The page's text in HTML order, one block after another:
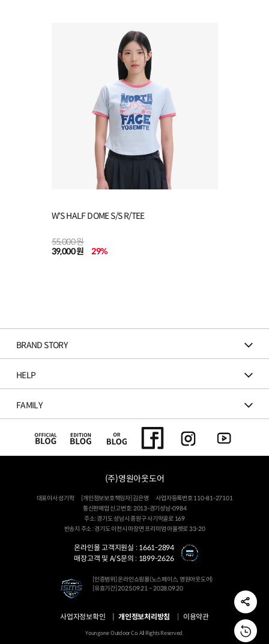
W'S HALF DOME S/S R/TEE
55,000 원
39,000 원
29%
BRAND STORY
HELP
FAMILY
(주)영원아웃도어
대표이사 성기학 [개인정보보호책임자] 김은영
사업자등록번호 110-81-27101
통신판매업 신고번호: 2013-경기성남-0984
주소: 경기도 성남시 중원구 사기막골로 169
반송지 주소 : 경기도 이천시 마장면 프리미엄 아울렛로 33-20
온라인몰 고객지원실 : 1661-2894
매장고객 및 A/S문의 : 1899-2626
[인증범위] 온라인쇼핑몰(노스페이스, 영원아웃도어)
[유효기간] 2025.09.21 ~ 2028.09.20
사업자정보확인 개인정보처리방침 이용약관
Youngone Outdoor Co. All Rights Reserved.